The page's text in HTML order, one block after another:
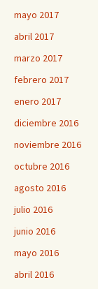
mayo 2017
abril 2017
marzo 2017
febrero 2017
enero 2017
diciembre 2016
noviembre 2016
octubre 2016
agosto 2016
julio 2016
junio 2016
mayo 2016
abril 2016